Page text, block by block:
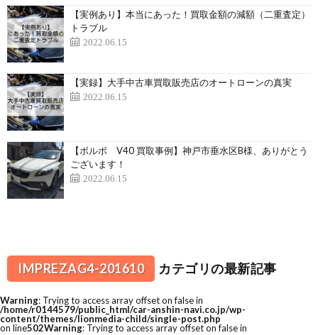
【実例あり】本当にあった！買取金額の減額（二重査定）
トラブル
2022.06.15
【実録】大手中古車買取販売店のオートローンの真実
2022.06.15
【ボルボ V40 買取事例】神戸市垂水区B様、ありがとう
ございます！
2022.06.15
IMPREZAG4-201610 カテゴリの最新記事
Warning: Trying to access array offset on false in
/home/r0144579/public_html/car-anshin-navi.co.jp/wp-
content/themes/lionmedia-child/single-post.php
on line502Warning: Trying to access array offset on false in